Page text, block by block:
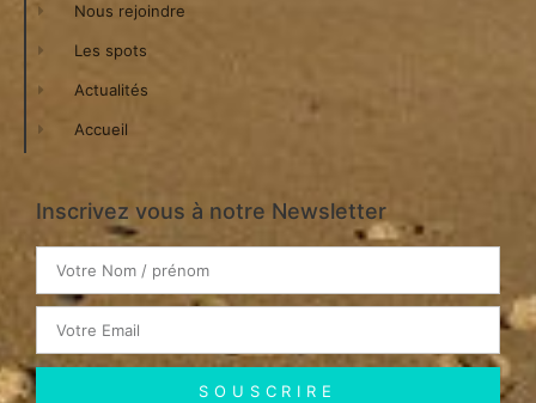
Nous rejoindre
Les spots
Actualités
Accueil
Inscrivez vous à notre Newsletter
SOUSCRIRE